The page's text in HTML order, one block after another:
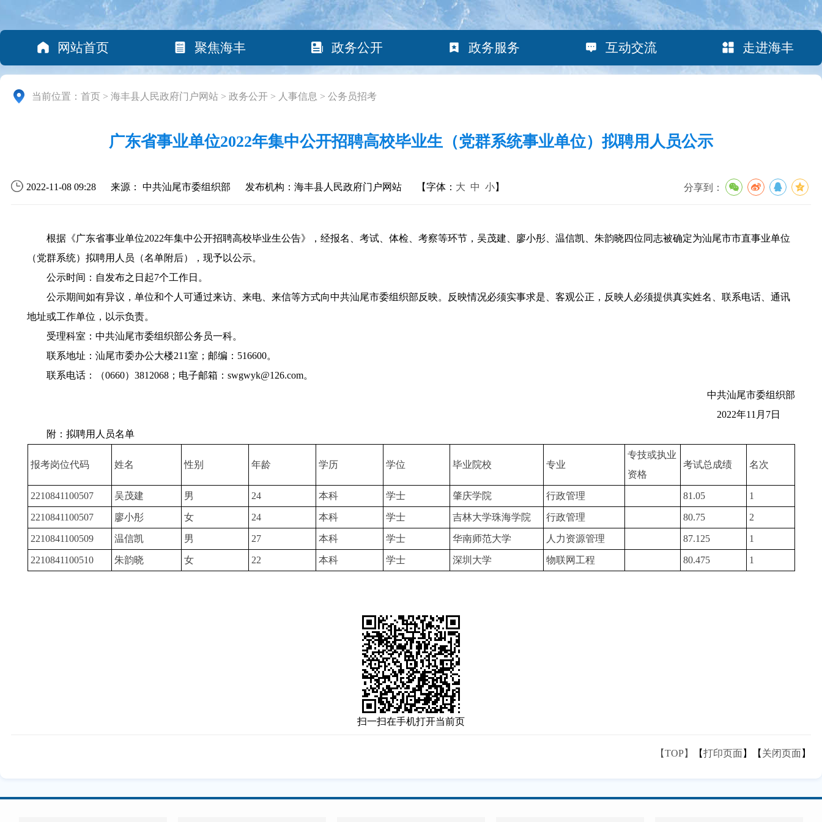
网站首页 聚焦海丰 政务公开 政务服务 互动交流 走进海丰
当前位置： 首页 > 海丰县人民政府门户网站 > 政务公开 > 人事信息 > 公务员招考
广东省事业单位2022年集中公开招聘高校毕业生（党群系统事业单位）拟聘用人员公示
2022-11-08 09:28 来源： 中共汕尾市委组织部 发布机构：海丰县人民政府门户网站 【字体： 大 中 小】 分享到：
根据《广东省事业单位2022年集中公开招聘高校毕业生公告》，经报名、考试、体检、考察等环节，吴茂建、廖小彤、温信凯、朱韵晓四位同志被确定为汕尾市市直事业单位
（党群系统）拟聘用人员（名单附后），现予以公示。
公示时间：自发布之日起7个工作日。
公示期间如有异议，单位和个人可通过来访、来电、来信等方式向中共汕尾市委组织部反映。反映情况必须实事求是、客观公正，反映人必须提供真实姓名、联系电话、通讯
地址或工作单位，以示负责。
受理科室：中共汕尾市委组织部公务员一科。
联系地址：汕尾市委办公大楼211室；邮编：516600。
联系电话：（0660）3812068；电子邮箱：swgwyk@126.com。
中共汕尾市委组织部
2022年11月7日
附：拟聘用人员名单
报考岗位代码 姓名 性别 年龄 学历 学位 毕业院校 专业
专技或执业
资格
考试总成绩 名次
2210841100507 吴茂建 男 24 本科 学士 肇庆学院 行政管理 81.05 1
2210841100507 廖小彤 女 24 本科 学士 吉林大学珠海学院 行政管理 80.75 2
2210841100509 温信凯 男 27 本科 学士 华南师范大学 人力资源管理 87.125 1
2210841100510 朱韵晓 女 22 本科 学士 深圳大学 物联网工程 80.475 1
扫一扫在手机打开当前页
【TOP】 【打印页面】【 关闭页面】